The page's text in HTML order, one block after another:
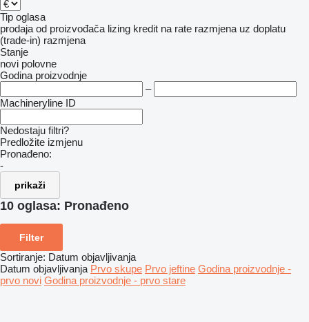
Tip oglasa
prodaja od proizvođača lizing kredit na rate razmjena uz doplatu
(trade-in) razmjena
Stanje
novi polovne
Godina proizvodnje
–
Machineryline ID
Nedostaju filtri?
Predložite izmjenu
Pronađeno:
-
prikaži
10 oglasa: Pronađeno
Filter
Sortiranje: Datum objavljivanja
Datum objavljivanja Prvo skupe Prvo jeftine Godina proizvodnje -
prvo novi Godina proizvodnje - prvo stare